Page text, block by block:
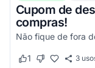
Cupom de
compras!
Este cupom
1 Este cupom
3